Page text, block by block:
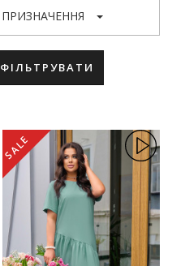
ПРИЗНАЧЕННЯ
ФІЛЬТРУВАТИ
SALE